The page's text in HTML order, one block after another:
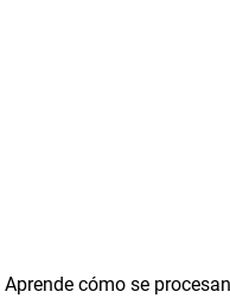
Aprende cómo se